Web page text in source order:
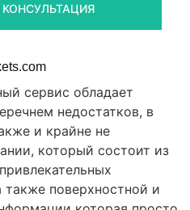
сервис обладает
недостатков, в
и крайне не
который состоит из
также поверхностной и